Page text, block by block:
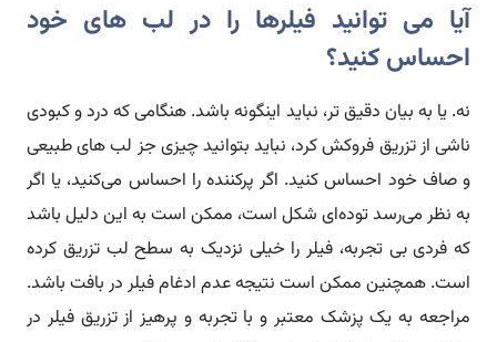
آیا می توانید فیلرها را در لب های خود
احساس کنید؟
نه. یا به بیان دقیق تر، نباید اینگونه باشد. هنگامی که درد و کبودی
ناشی از تزریق فروکش کرد، نباید بتوانید چیزی جز لب های طبیعی
و صاف خود احساس کنید. اگر پرکننده را احساس می‌کنید، یا اگر
به نظر می‌رسد توده‌ای شکل است، ممکن است به این دلیل باشد
که فردی بی تجربه، فیلر را خیلی نزدیک به سطح لب تزریق کرده
است. همچنین ممکن است نتیجه عدم ادغام فیلر در بافت باشد.
مراجعه به یک پزشک معتبر و با تجربه و پرهیز از تزریق فیلر در